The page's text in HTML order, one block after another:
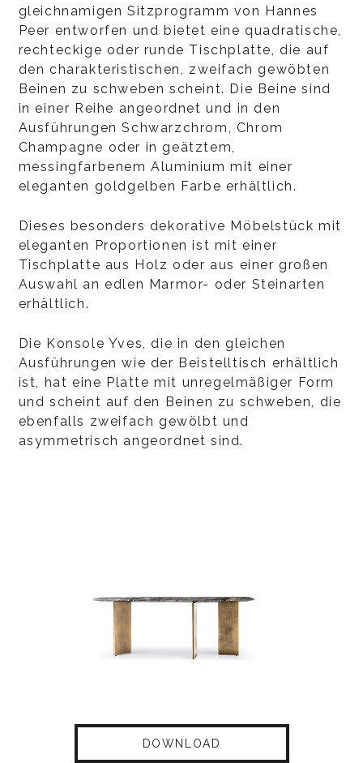
gleichnamigen Sitzprogramm von Hannes
Peer entworfen und bietet eine quadratische,
rechteckige oder runde Tischplatte, die auf
den charakteristischen, zweifach gewöbten
Beinen zu schweben scheint. Die Beine sind
in einer Reihe angeordnet und in den
Ausführungen Schwarzchrom, Chrom
Champagne oder in geätztem,
messingfarbenem Aluminium mit einer
eleganten goldgelben Farbe erhältlich.
Dieses besonders dekorative Möbelstück mit
eleganten Proportionen ist mit einer
Tischplatte aus Holz oder aus einer großen
Auswahl an edlen Marmor- oder Steinarten
erhältlich.
Die Konsole Yves, die in den gleichen
Ausführungen wie der Beistelltisch erhältlich
ist, hat eine Platte mit unregelmäßiger Form
und scheint auf den Beinen zu schweben, die
ebenfalls zweifach gewölbt und
asymmetrisch angeordnet sind.
DOWNLOAD